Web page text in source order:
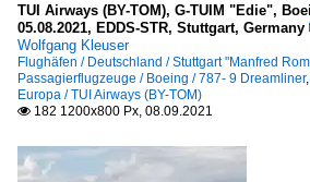
TUI Airways (BY-TOM), G-TUIM "Edie",
05.08.2021, EDDS-STR, Stuttgart, Germany
Wolfgang Kleuser
Flughäfen / Deutschland / Stuttgart "Manfred
Passagierflugzeuge / Boeing / 787- 9 Dreamliner,
Europa / TUI Airways (BY-TOM)
 182 1200x800 Px, 08.09.2021